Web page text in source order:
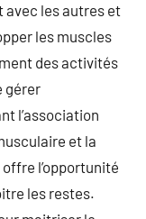
les autres et
les muscles
des activités
gérer
l’association
et la
l’opportunité
les restes.